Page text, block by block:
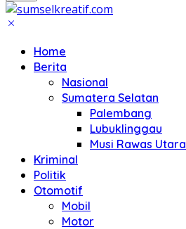
Home
Berita
Nasional
Sumatera Selatan
Palembang
Lubuklinggau
Musi Rawas Utara
Kriminal
Politik
Otomotif
Mobil
Motor